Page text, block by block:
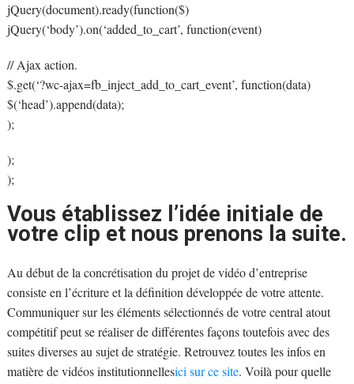
jQuery(document).ready(function($)
jQuery(‘body’).on(‘added_to_cart’, function(event)
// Ajax action.
$.get(‘?wc-ajax=fb_inject_add_to_cart_event’, function(data)
$(‘head’).append(data);
);
);
);
Vous établissez l’idée initiale de
votre clip et nous prenons la suite.
Au début de la concrétisation du projet de vidéo d’entreprise
consiste en l’écriture et la définition développée de votre attente.
Communiquer sur les éléments sélectionnés de votre central atout
compétitif peut se réaliser de différentes façons toutefois avec des
suites diverses au sujet de stratégie. Retrouvez toutes les infos en
matière de vidéos institutionnellesici sur ce site. Voilà pour quelle